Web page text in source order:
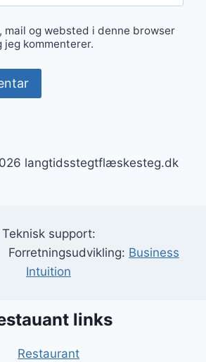
mail og websted i denne browser
kommenterer.
langtidsstegtflæskesteg.dk
Teknisk support:
Business
Intuition
links
Restaurant